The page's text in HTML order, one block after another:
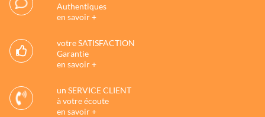
Authentiques
en savoir +
votre SATISFACTION
Garantie
en savoir +
un SERVICE CLIENT
à votre écoute
en savoir +